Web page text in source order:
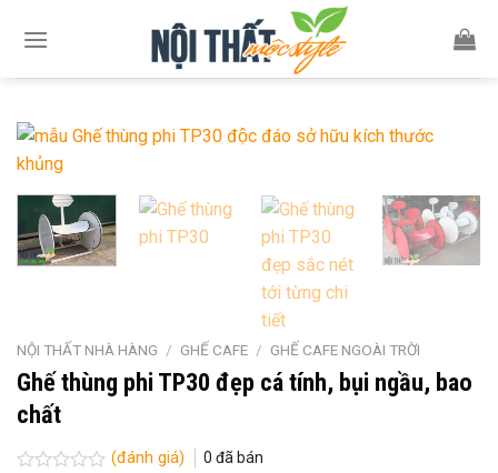
NỘI THẤT NHÀ HÀNG / GHẾ CAFE / GHẾ CAFE NGOÀI TRỜI
Ghế thùng phi TP30 đẹp cá tính, bụi ngầu, bao
chất
(đánh giá) 0 đã bán